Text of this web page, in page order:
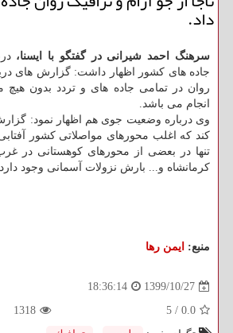
داد.
سرهنگ احمد شیرانی در گفتگو با ایسنا،
جاده های کشور اظهار داشت: گزارش های
روان در تمامی جاده های و تردد بدون
انجام می باشد.
وی درباره وضعیت جوی هم اظهار نمود:
کند که اغلب محورهای مواصلاتی کشور
تنها در بعضی از محورهای کوهستانی در
کرمانشاه و... بارش نزولات آسمانی وجود دارد.
منبع: ایمن رها
1399/10/27
18:36:14
0.0
/
5
1318